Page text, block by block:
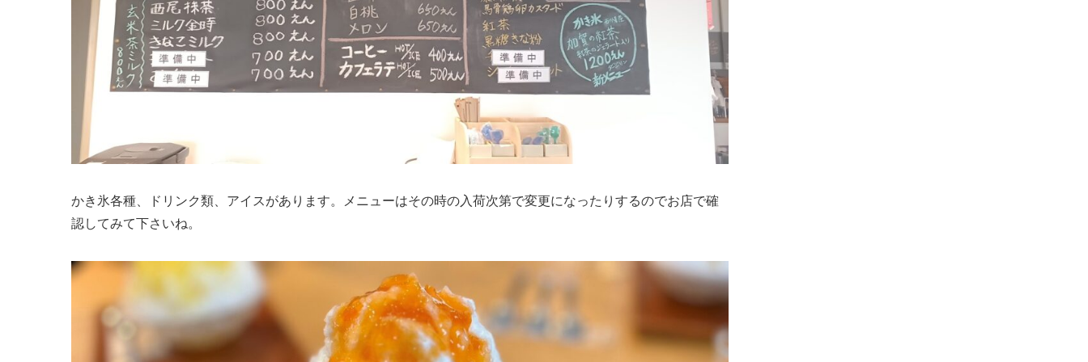
かき氷各種、ドリンク類、アイスがあります。メニューはその時の入荷次第で変更になったりするのでお店で確
認してみて下さいね。